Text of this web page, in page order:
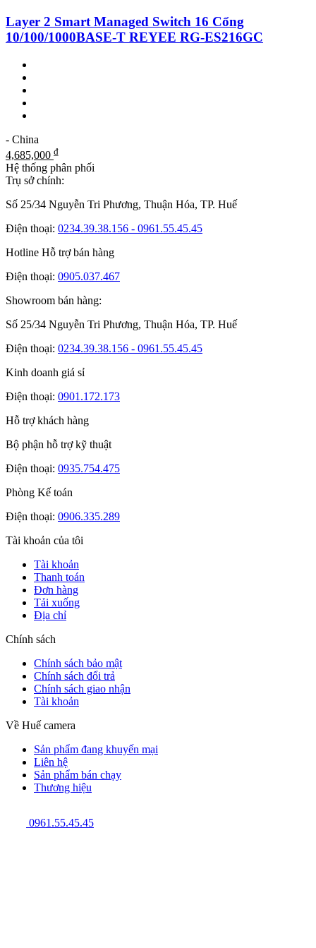
Layer 2 Smart Managed Switch 16 Cổng
10/100/1000BASE-T REYEE RG-ES216GC
- China
4,685,000 ₫
Hệ thống phân phối
Trụ sở chính:
Số 25/34 Nguyễn Tri Phương, Thuận Hóa, TP. Huế
Điện thoại: 0234.39.38.156 - 0961.55.45.45
Hotline Hỗ trợ bán hàng
Điện thoại: 0905.037.467
Showroom bán hàng:
Số 25/34 Nguyễn Tri Phương, Thuận Hóa, TP. Huế
Điện thoại: 0234.39.38.156 - 0961.55.45.45
Kinh doanh giá sỉ
Điện thoại: 0901.172.173
Hỗ trợ khách hàng
Bộ phận hỗ trợ kỹ thuật
Điện thoại: 0935.754.475
Phòng Kế toán
Điện thoại: 0906.335.289
Tài khoản của tôi
Tài khoản
Thanh toán
Đơn hàng
Tải xuống
Địa chỉ
Chính sách
Chính sách bảo mật
Chính sách đổi trả
Chính sách giao nhận
Tài khoản
Về Huế camera
Sản phẩm đang khuyến mại
Liên hệ
Sản phẩm bán chạy
Thương hiệu
0961.55.45.45